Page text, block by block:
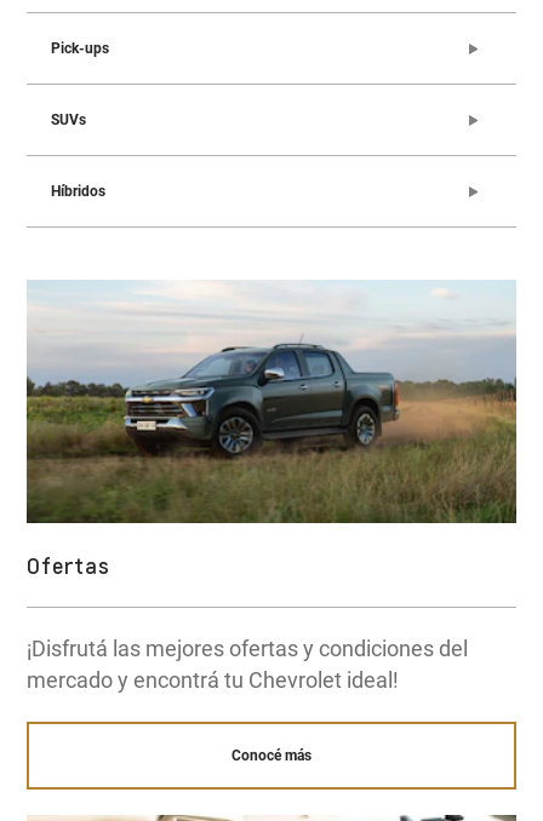
Pick-ups
SUVs
Híbridos
Ofertas
¡Disfrutá las mejores ofertas y condiciones del
mercado y encontrá tu Chevrolet ideal!
Conocé más